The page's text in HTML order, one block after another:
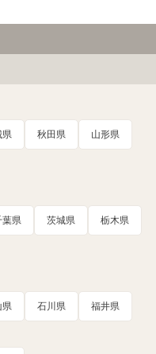
県 秋田県 山形県
葉県 茨城県 栃木県
県 石川県 福井県